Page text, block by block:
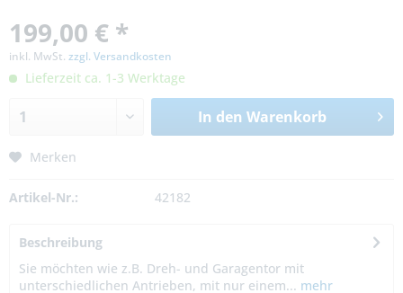
199,00 € *
inkl. MwSt. zzgl. Versandkosten
Lieferzeit ca. 1-3 Werktage
In den Warenkorb
Merken
Artikel-Nr.: 42182
Beschreibung
Sie möchten wie z.B. Dreh- und Garagentor mit
unterschiedlichen Antrieben, mit nur einem... mehr